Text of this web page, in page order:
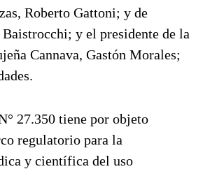
Roberto Gattoni; y de
y el presidente de la
Cannava, Gastón Morales;
27.350 tiene por objeto
regulatorio para la
y científica del uso